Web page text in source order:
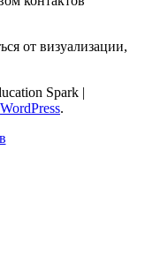
от визуализации,
Spark |
WordPress.